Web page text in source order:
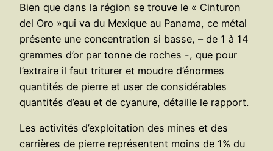
Bien que dans la région se trouve le « Cinturon
del Oro »qui va du Mexique au Panama, ce métal
présente une concentration si basse, – de 1 à 14
grammes d’or par tonne de roches -, que pour
l’extraire il faut triturer et moudre d’énormes
quantités de pierre et user de considérables
quantités d’eau et de cyanure, détaille le rapport.
Les activités d’exploitation des mines et des
carrières de pierre représentent moins de 1% du